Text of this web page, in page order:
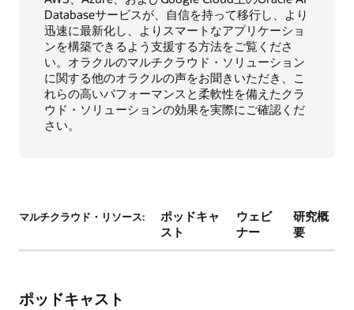
Databaseサービスが、自信を持って移行し、より
迅速に最新化し、よりスマートなアプリケーショ
ンを構築できるよう支援する方法をご覧くださ
い。オラクルのマルチクラウド・ソリューション
に関する他のオラクルの声をお聞きいただき、こ
れらの高いパフォーマンスと柔軟性を備えたクラ
ウド・ソリューションの効果を実際にご確認くだ
さい。
マルチクラウド・リソース:
ポッドキャ
スト
ウェビ
ナー
研究概
要
ポッドキャスト